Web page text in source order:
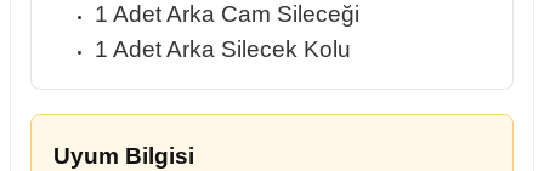
1 Adet Arka Cam Sileceği
1 Adet Arka Silecek Kolu
Uyum Bilgisi